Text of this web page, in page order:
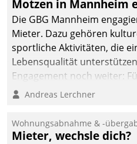
Motzen in Mannheim
Die GBG Mannheim
Mieter. Dazu gehören
sportliche Aktivitäten, die
Lebensqualität
Engagement noch weiter:
von Beschwerden – oder
und Beschwerde-
ein.
Andreas Lerchner
Wohnungsabnahme & -
Mieter, wechsle dich?